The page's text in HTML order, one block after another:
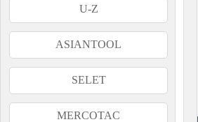
U-Z
ASIANTOOL
SELET
MERCOTAC